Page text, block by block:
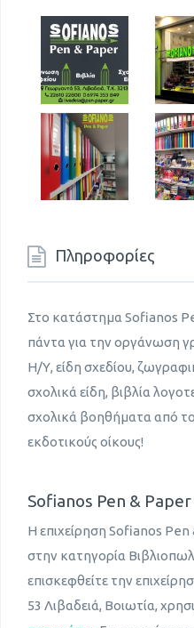
Πληροφορίες
Στο κατάστημα Sofianos
πάντα για την οργάνωση
Η/Υ, είδη σχεδίου,
σχολικά είδη, βιβλία
σχολικά βοηθήματα από
εκδοτικούς οίκους!
Sofianos Pen &
Η επιχείρηση Sofianos Pen
στην κατηγορία
επισκεφθείτε την
53 Λιβαδειά, Βοιωτία,